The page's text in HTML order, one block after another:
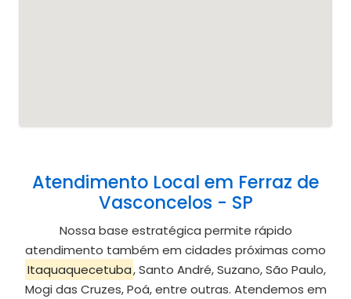
Atendimento Local em Ferraz de
Vasconcelos - SP
Nossa base estratégica permite rápido
atendimento também em cidades próximas como
Itaquaquecetuba, Santo André, Suzano, São Paulo,
Mogi das Cruzes, Poá, entre outras. Atendemos em